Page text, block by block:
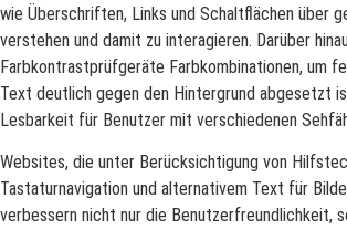
wie Überschriften, Links und Schaltflächen über
verstehen und damit zu interagieren. Darüber
Farbkontrastprüfgeräte Farbkombinationen, um
Text deutlich gegen den Hintergrund abgesetzt
Lesbarkeit für Benutzer mit verschiedenen
Websites, die unter Berücksichtigung von
Tastaturnavigation und alternativem Text für
verbessern nicht nur die Benutzerfreundlichkeit,